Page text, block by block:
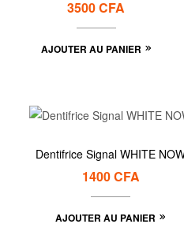
3500CFA
AJOUTER AU PANIER
Dentifrice Signal WHITE
1400CFA
AJOUTER AU PANIER